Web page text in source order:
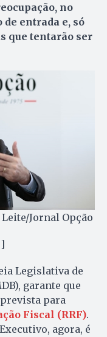
no
entrada e, só
que tentarão ser
Jornal Opção
Legislativa de
garante que
para
Fiscal (RRF).
agora, é